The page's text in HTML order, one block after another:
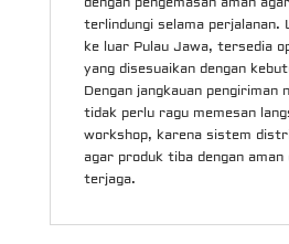
terlindungi selama perjalanan.
ke luar Pulau Jawa, tersedia
yang disesuaikan dengan
Dengan jangkauan pengiriman
tidak perlu ragu memesan
workshop, karena sistem
agar produk tiba dengan
terjaga.